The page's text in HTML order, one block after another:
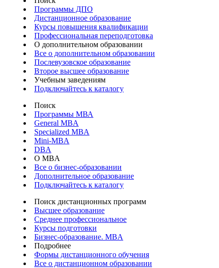
Программы ДПО
Дистанционное образование
Курсы повышения квалификации
Профессиональная переподготовка
О дополнительном образовании
Все о дополнительном образовании
Послевузовское образование
Второе высшее образование
Учебным заведениям
Подключайтесь к каталогу
Поиск
Программы МВА
General MBA
Specialized MBA
Mini-MBA
DBA
О MBA
Все о бизнес-образовании
Дополнительное образование
Подключайтесь к каталогу
Поиск дистанционных программ
Высшее образование
Среднее профессиональное
Курсы подготовки
Бизнес-образование. MBA
Подробнее
Формы дистанционного обучения
Все о дистанционном образовании